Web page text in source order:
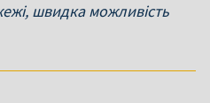
швидка можливість